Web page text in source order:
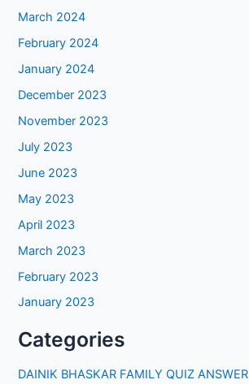
March 2024
February 2024
January 2024
December 2023
November 2023
July 2023
June 2023
May 2023
April 2023
March 2023
February 2023
January 2023
Categories
DAINIK BHASKAR FAMILY QUIZ ANSWER